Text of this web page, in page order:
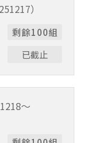
）
剩餘100組
已截止
～